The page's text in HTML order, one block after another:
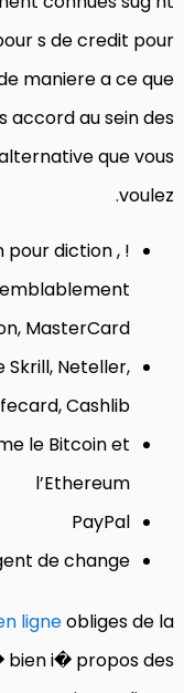
s de credit pour
maniere a ce que
accord au sein des
que vous
voulez.
diction , !
MasterCard
Neteller,
Cashlib
le Bitcoin et
l’Ethereum
PayPal
de change
ligneobliges de la
bien i� propos des